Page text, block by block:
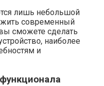
лишь небольшой
современный
сможете сделать
наиболее
и